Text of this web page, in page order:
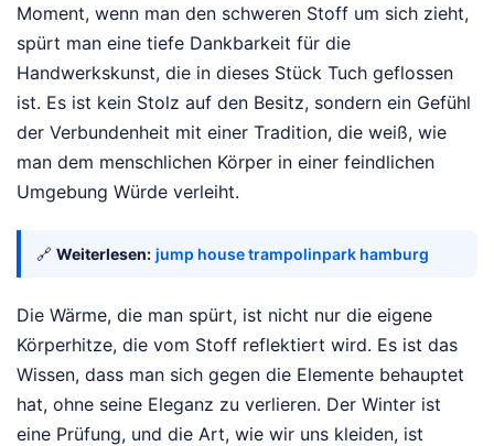
Moment, wenn man den schweren Stoff um sich zieht,
spürt man eine tiefe Dankbarkeit für die
Handwerkskunst, die in dieses Stück Tuch geflossen
ist. Es ist kein Stolz auf den Besitz, sondern ein Gefühl
der Verbundenheit mit einer Tradition, die weiß, wie
man dem menschlichen Körper in einer feindlichen
Umgebung Würde verleiht.
🔗 Weiterlesen: jump house trampolinpark hamburg
Die Wärme, die man spürt, ist nicht nur die eigene
Körperhitze, die vom Stoff reflektiert wird. Es ist das
Wissen, dass man sich gegen die Elemente behauptet
hat, ohne seine Eleganz zu verlieren. Der Winter ist
eine Prüfung, und die Art, wie wir uns kleiden, ist